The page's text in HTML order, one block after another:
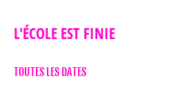
L'ÉCOLE EST FINIE
TOUTES LES DATES